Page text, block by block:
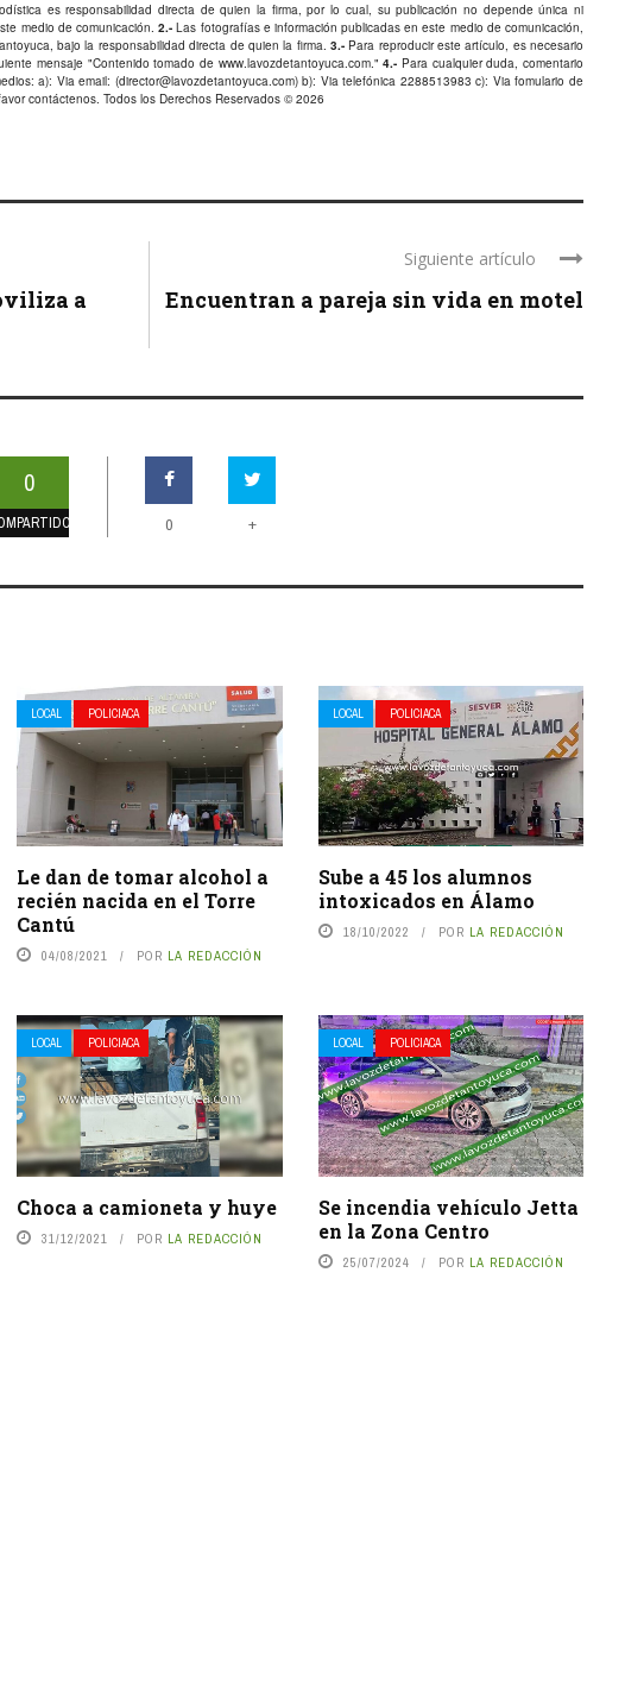
es responsabilidad directa de quien la firma, por lo cual, su publicación no depende única ni
medio de comunicación.2.- Las fotografías e información publicadas en este medio de comunicación,
bajo la responsabilidad directa de quien la firma. 3.-Para reproducir este artículo, es necesario
mensaje "Contenido tomado de www.lavozdetantoyuca.com."4.- Para cualquier duda, comentario
a): Via email: (director@lavozdetantoyuca.com) b): Via telefónica 2288513983 c): Via fomulario de
contáctenos. Todos los Derechos Reservados © 2026
a
Siguiente artículo
Encuentran a pareja sin vida en motel
0
0 +
LOCAL POLICIACA
Le dan de tomar alcohol a
recién nacida en el Torre
Cantú
04/08/2021 POR LA REDACCIÓN
LOCAL POLICIACA
Sube a 45 los alumnos
intoxicados en Álamo
18/10/2022 POR LA REDACCIÓN
LOCAL POLICIACA
Choca a camioneta y huye
31/12/2021 POR LA REDACCIÓN
LOCAL POLICIACA
Se incendia vehículo Jetta
en la Zona Centro
25/07/2024 POR LA REDACCIÓN